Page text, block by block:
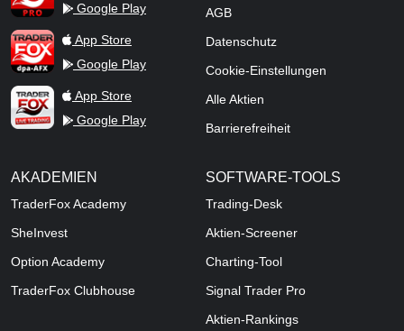
Google Play
TraderFox dpa-AFX ProFeed
App Store
Google Play
TraderFox Live Trading
App Store
Google Play
AGB
Datenschutz
Cookie-Einstellungen
Alle Aktien
Barrierefreiheit
AKADEMIEN
TraderFox Academy
SheInvest
Option Academy
TraderFox Clubhouse
SOFTWARE-TOOLS
Trading-Desk
Aktien-Screener
Charting-Tool
Signal Trader Pro
Aktien-Rankings